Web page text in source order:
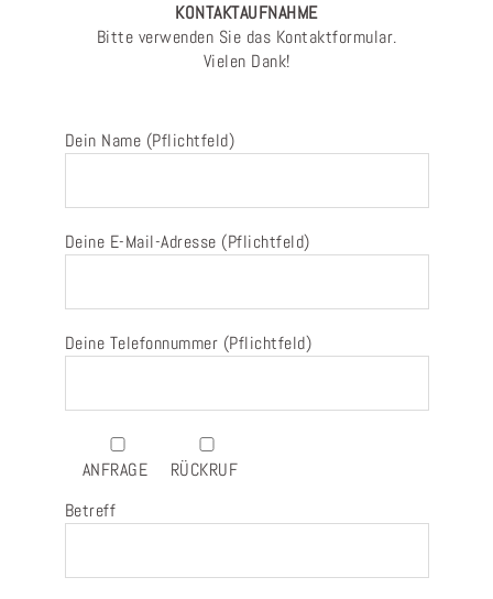
KONTAKTAUFNAHME
Bitte verwenden Sie das Kontaktformular.
Vielen Dank!
Dein Name (Pflichtfeld)
Deine E-Mail-Adresse (Pflichtfeld)
Deine Telefonnummer (Pflichtfeld)
ANFRAGE
RÜCKRUF
Betreff